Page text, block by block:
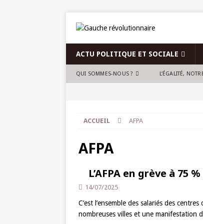
ACTU POLITIQUE ET SOCIALE
QUI SOMMES-NOUS ? L’ÉGALITÉ,
ACCUEIL AFPA
AFPA
L’AFPA en grève à 75
14/07/2025
C’est l’ensemble des salariés des
nombreuses villes et une manifestation